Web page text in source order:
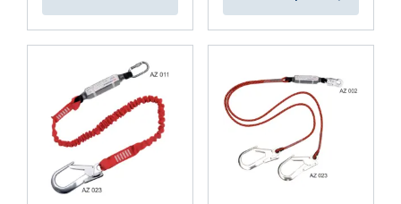
AŠ NESUTINKU
PARODYTI DETALIAU